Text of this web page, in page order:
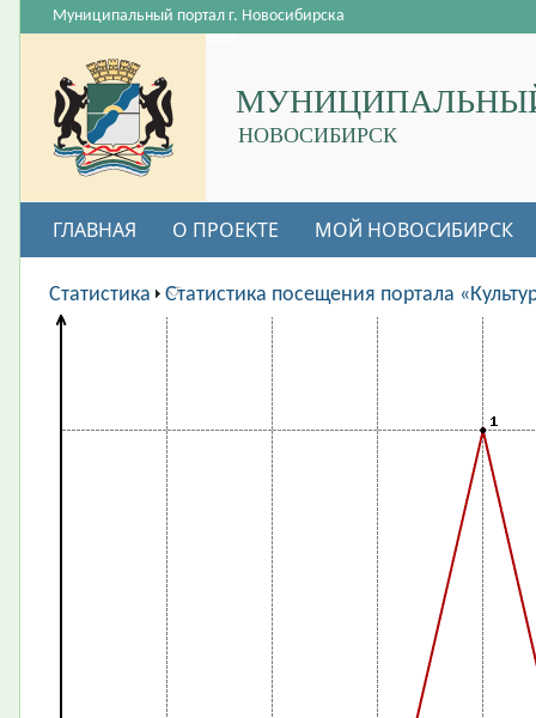
НОВОСИБИРСК
Муниципальный портал г. Новосибирска
ГЛАВНАЯ О ПРОЕКТЕ МОЙ НОВОСИБИРСК
ВАКАНСИИ
Статистика Статистика посещения портала